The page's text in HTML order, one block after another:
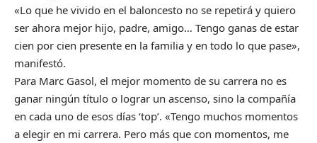
«Lo que he vivido en el baloncesto no se repetirá y quiero
ser ahora mejor hijo, padre, amigo… Tengo ganas de estar
cien por cien presente en la familia y en todo lo que pase»,
manifestó.
Para Marc Gasol, el mejor momento de su carrera no es
ganar ningún título o lograr un ascenso, sino la compañía
en cada uno de esos días ‘top’. «Tengo muchos momentos
a elegir en mi carrera. Pero más que con momentos, me